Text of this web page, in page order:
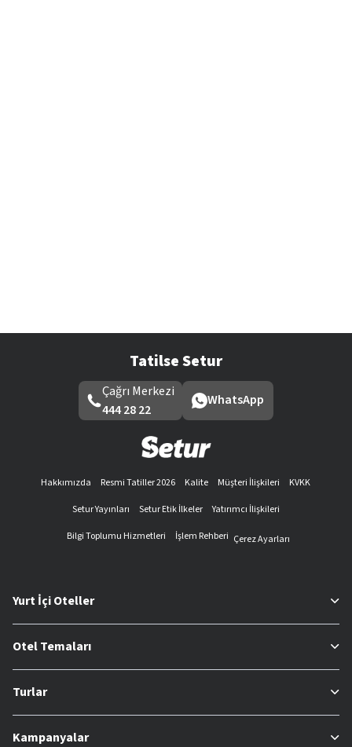
Tatilse Setur
Çağrı Merkezi
444 28 22
WhatsApp
Hakkımızda Resmi Tatiller 2026 Kalite Müşteri İlişkileri
KVKK
Setur Yayınları
Setur Etik İlkeler
Yatırımcı İlişkileri
Bilgi Toplumu Hizmetleri
İşlem Rehberi Çerez Ayarları
Yurt İçi Oteller
Otel Temaları
Turlar
Kampanyalar